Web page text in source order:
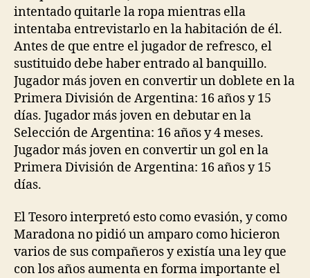
intentado quitarle la ropa mientras ella
intentaba entrevistarlo en la habitación de él.
Antes de que entre el jugador de refresco, el
sustituido debe haber entrado al banquillo.
Jugador más joven en convertir un doblete en la
Primera División de Argentina: 16 años y 15
días. Jugador más joven en debutar en la
Selección de Argentina: 16 años y 4 meses.
Jugador más joven en convertir un gol en la
Primera División de Argentina: 16 años y 15
días.
El Tesoro interpretó esto como evasión, y como
Maradona no pidió un amparo como hicieron
varios de sus compañeros y existía una ley que
con los años aumenta en forma importante el